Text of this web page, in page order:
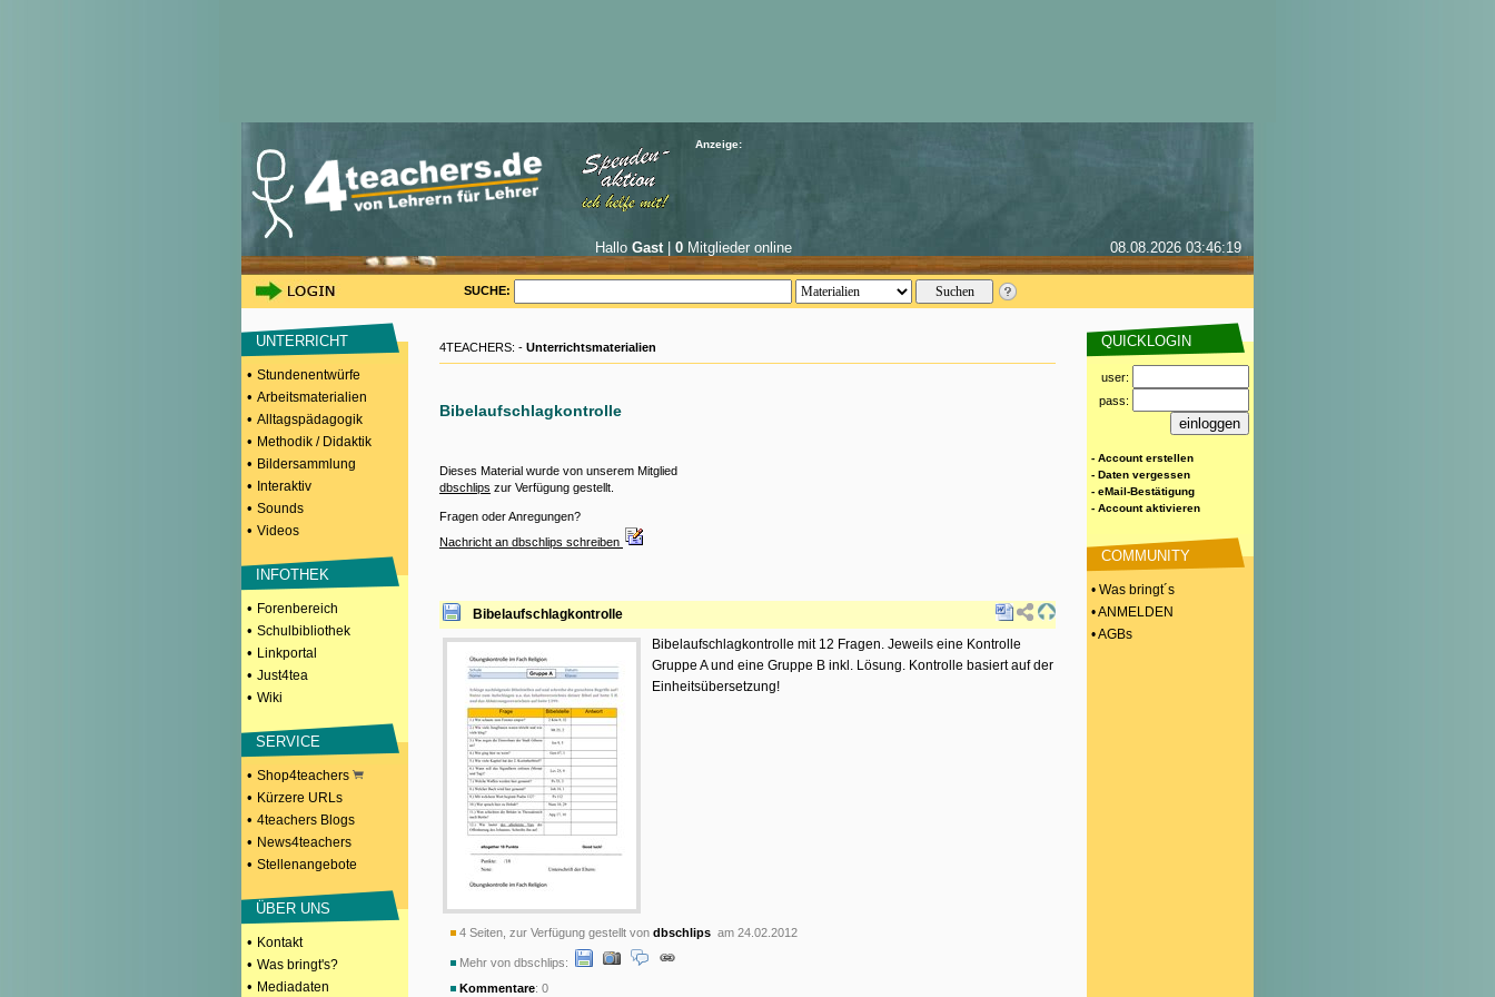
Anzeige:
Hallo Gast| 0Mitglieder online 08.08.2026 03:46:19
SUCHE:
UNTERRICHT
• Stundenentwürfe
• Arbeitsmaterialien
• Alltagspädagogik
• Methodik / Didaktik
• Bildersammlung
• Interaktiv
• Sounds
• Videos
INFOTHEK
• Forenbereich
• Schulbibliothek
• Linkportal
• Just4tea
• Wiki
SERVICE
• Shop4teachers
• Kürzere URLs
• 4teachers Blogs
• News4teachers
• Stellenangebote
ÜBER UNS
• Kontakt
• Was bringt's?
• Mediadaten
4TEACHERS: - Unterrichtsmaterialien
Bibelaufschlagkontrolle
Dieses Material wurde von unserem Mitglied
dbschlips zur Verfügung gestellt.
Fragen oder Anregungen?
Nachricht an dbschlips schreiben
Bibelaufschlagkontrolle
Bibelaufschlagkontrolle mit 12 Fragen. Jeweils eine Kontrolle
Gruppe A und eine Gruppe B inkl. Lösung. Kontrolle basiert auf der
Einheitsübersetzung!
4 Seiten, zur Verfügung gestellt von dbschlips am 24.02.2012
Mehr von dbschlips:
Kommentare: 0
QUICKLOGIN
user:
pass:
- Account erstellen
- Daten vergessen
- eMail-Bestätigung
- Account aktivieren
COMMUNITY
• Was bringt´s
• ANMELDEN
• AGBs